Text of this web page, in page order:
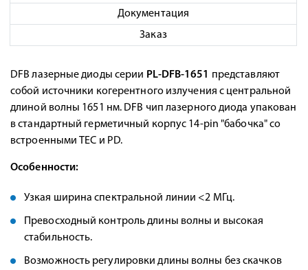
Документация
Заказ
DFB лазерные диоды серии PL-DFB-1651 представляют
собой источники когерентного излучения с центральной
длиной волны 1651 нм. DFB чип лазерного диода упакован
в стандартный герметичный корпус 14-pin "бабочка" со
встроенными TEC и PD.
Особенности:
Узкая ширина спектральной линии <2 МГц.
Превосходный контроль длины волны и высокая
стабильность.
Возможность регулировки длины волны без скачков